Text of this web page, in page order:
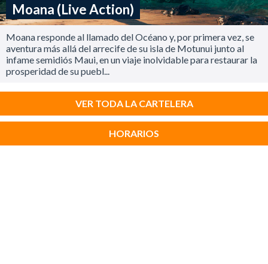
Moana (Live Action)
Moana responde al llamado del Océano y, por primera vez, se
aventura más allá del arrecife de su isla de Motunui junto al
infame semidiós Maui, en un viaje inolvidable para restaurar la
prosperidad de su puebl...
VER TODA LA CARTELERA
HORARIOS